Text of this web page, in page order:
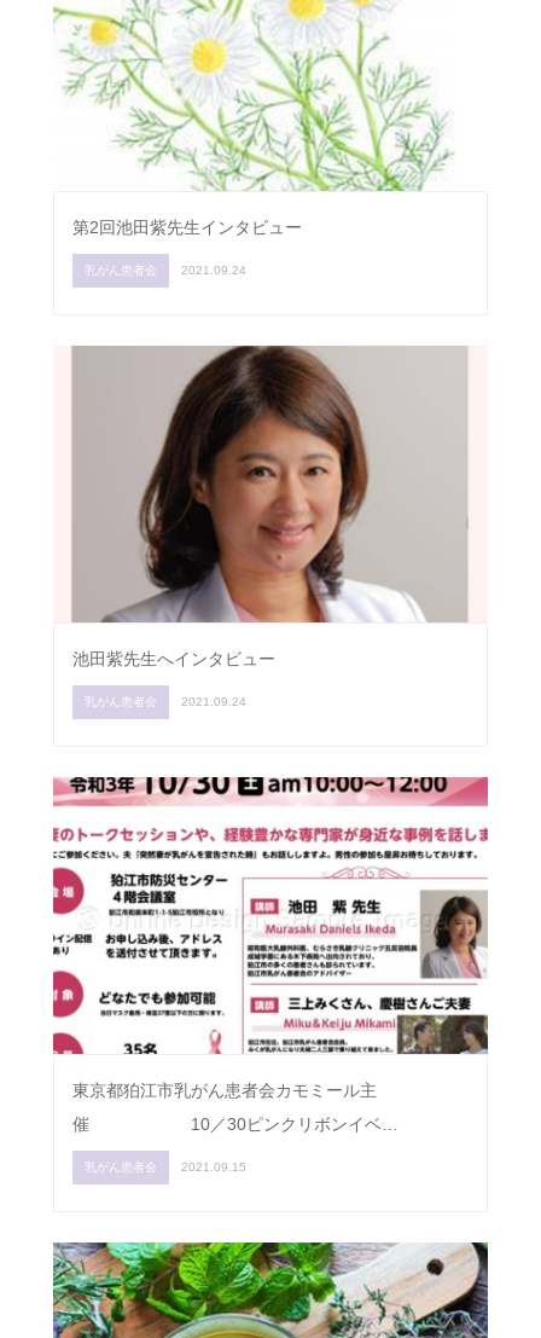
第2回池田紫先生インタビュー
乳がん患者会 2021.09.24
池田紫先生へインタビュー
乳がん患者会 2021.09.24
東京都狛江市乳がん患者会カモミール主
催 10／30ピンクリボンイベ…
乳がん患者会 2021.09.15